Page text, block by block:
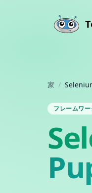
家 /
フレームワ